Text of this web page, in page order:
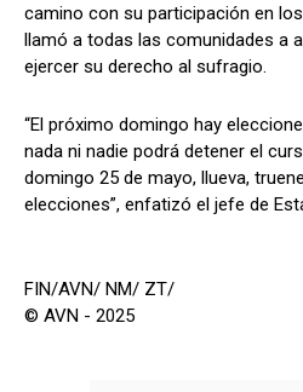
camino con su participación en
llamó a todas las comunidades a
ejercer su derecho al sufragio.
“El próximo domingo hay
nada ni nadie podrá detener el
domingo 25 de mayo, llueva,
elecciones”, enfatizó el jefe de
FIN/AVN/ NM/ ZT/
© AVN - 2025